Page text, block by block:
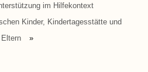
im Hilfekontext
Kinder, Kindertagesstätte und
Eltern
»